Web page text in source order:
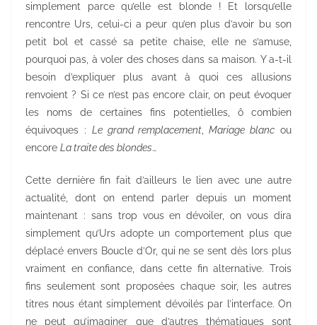
simplement parce qu’elle est blonde ! Et lorsqu’elle
rencontre Urs, celui-ci a peur qu’en plus d’avoir bu son
petit bol et cassé sa petite chaise, elle ne s’amuse,
pourquoi pas, à voler des choses dans sa maison. Y a-t-il
besoin d’expliquer plus avant à quoi ces allusions
renvoient ? Si ce n’est pas encore clair, on peut évoquer
les noms de certaines fins potentielles, ô combien
équivoques : Le grand remplacement, Mariage blanc ou
encore La traite des blondes…
Cette dernière fin fait d’ailleurs le lien avec une autre
actualité, dont on entend parler depuis un moment
maintenant : sans trop vous en dévoiler, on vous dira
simplement qu’Urs adopte un comportement plus que
déplacé envers Boucle d’Or, qui ne se sent dès lors plus
vraiment en confiance, dans cette fin alternative. Trois
fins seulement sont proposées chaque soir, les autres
titres nous étant simplement dévoilés par l’interface. On
ne peut qu’imaginer que d’autres thématiques sont